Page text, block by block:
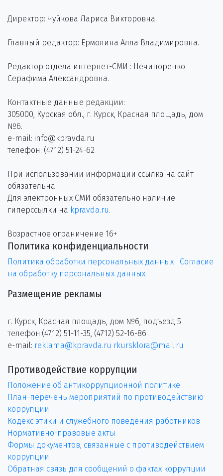
Директор: Чуйкова Лариса Викторовна.
Главный редактор: Ермолина Алла Владимировна.
Редактор отдела интернет-СМИ : Нечипоренко
Серафима Александровна.
Контактные данные редакции:
305000, Курская обл., г. Курск, Красная площадь, дом
№6.
e-mail: info@kpravda.ru
телефон: (4712) 51-24-62
При использовании информации ссылка на сайт
обязательна.
Для электронных СМИ обязательно наличие
гиперссылки на kpravda.ru.
Возрастное ограничение 16+
Политика конфиденциальности
Политика обработки персональных данных
Согласие
на обработку персональных данных
Размещение рекламы
г. Курск, Красная площадь, дом №6, подъезд 5
телефон:(4712) 51-11-35, (4712) 52-16-86
e-mail: reklama@kpravda.ru rkursklora@mail.ru
Противодействие коррупции
Положение об антикоррупционной политике
План-перечень мероприятий по противодействию
коррупции
Кодекс этики и служебного поведения работников
Нормативно-правовые акты
Формы документов, связанные с противодействием
коррупции
Обратная связь для сообщений о фактах коррупции